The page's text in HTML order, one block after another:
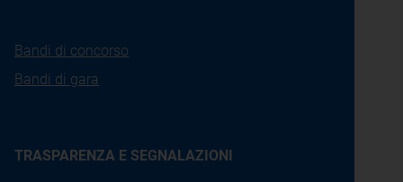
Bandi di concorso
Bandi di gara
TRASPARENZA E SEGNALAZIONI